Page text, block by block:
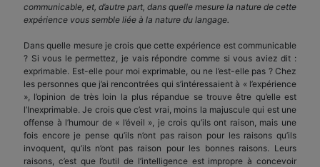
communicable, et, d’autre part, dans quelle mesure la nature de cette
expérience vous semble liée à la nature du langage.
Dans quelle mesure je crois que cette expérience est communicable
? Si vous le permettez, je vais répondre comme si vous aviez dit :
exprimable. Est-elle pour moi exprimable, ou ne l’est-elle pas ? Chez
les personnes que j’ai rencontrées qui s’intéressaient à « l’expérience
», l’opinion de très loin la plus répandue se trouve être qu’elle est
l’Inexprimable. Je crois que c’est vrai, moins la majuscule qui est une
offense à l’humour de « l’éveil », je crois qu’ils ont raison, mais une
fois encore je pense qu’ils n’ont pas raison pour les raisons qu’ils
invoquent, qu’ils n’ont pas raison pour les bonnes raisons. Leurs
raisons, c’est que l’outil de l’intelligence est impropre à concevoir